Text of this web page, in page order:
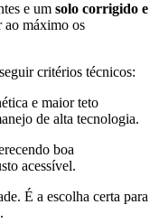
e um solo corrigido e
ao máximo os
critérios técnicos:
e maior teto
de alta tecnologia.
boa
acessível.
É a escolha certa para